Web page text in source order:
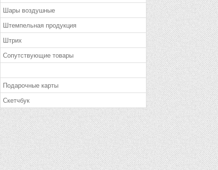
Шары воздушные
Штемпельная продукция
Штрих
Сопутствующие товары
Подарочные карты
Скетчбук